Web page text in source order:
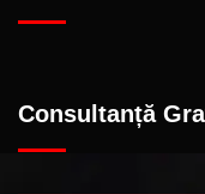
Consultanță